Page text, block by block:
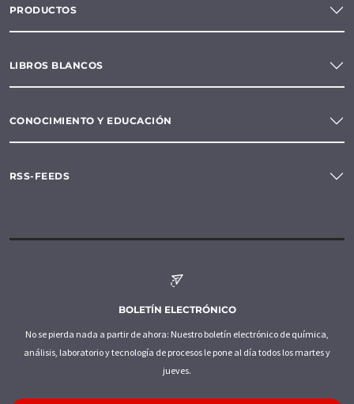
PRODUCTOS
LIBROS BLANCOS
CONOCIMIENTO Y EDUCACIÓN
RSS-FEEDS
BOLETÍN ELECTRÓNICO
No se pierda nada a partir de ahora: Nuestro boletín electrónico de química,
análisis, laboratorio y tecnología de procesos le pone al día todos los martes y
jueves.